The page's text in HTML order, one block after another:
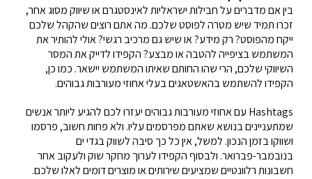
בין אם מדברים על חבילות ישראליות לאינסטגרם או שיווק מסוג אחר,
זכרו תמיד שיש מטרה לפוסט שלכם. מה אתם רוצים שהקהל שלכם
ייקח מהפוסט? רק מידע? או שיש גם מרכיב רגשי? אולי להותיר את
המשתמש בציפייה להטבה או מבצע? הקפידו לדייק את המסר
השיווקי שלכם, הרי שהו החותם שאיתו המשתמש יישאר. כמו כן,
הקפידו להשתמש בהאשטאגים בעלי אחוזי מעורבות גבוהים.
Hashtags עם אחוזי מעורבות גבוהים יעזרו לכם להגיע ליותר אנשים
שמתעניינים בנושא שאתם מפרסמים עליו. ולא פחות חשוב, פרסמו
ושווקו בזמן הנכון. למשל, אין כל כך סיבה לשווק בגדי ים
בנובמבר-פברואר. ולבסוף הקפידו לערוך מחקר שוק ולעקוב אחר
חשבונות רלוונטיים שמציעים שירותים או מוצרים דומים לאלו שלכם.